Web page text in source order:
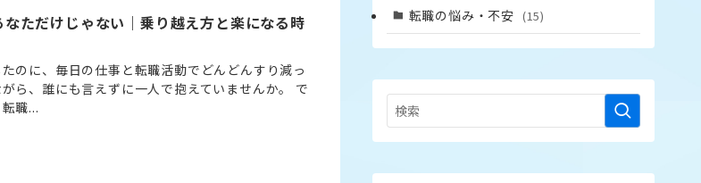
ただけじゃない｜乗り越え方と楽になる時
たのに、毎日の仕事と転職活動でどんどんすり減っ
ら、誰にも言えずに一人で抱えていませんか。 で
職...
転職の悩み・不安 (15)